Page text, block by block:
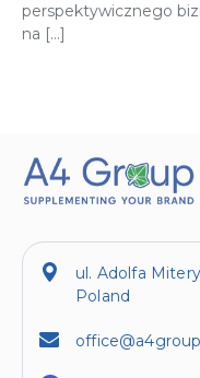
perspektywicznego
na […]
ul. Adolfa
Poland